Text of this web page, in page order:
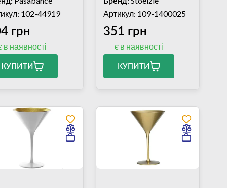
102-44919
грн
в наявності
КУПИТИ
Артикул: 109-1400025
351 грн
є в наявності
КУПИТИ